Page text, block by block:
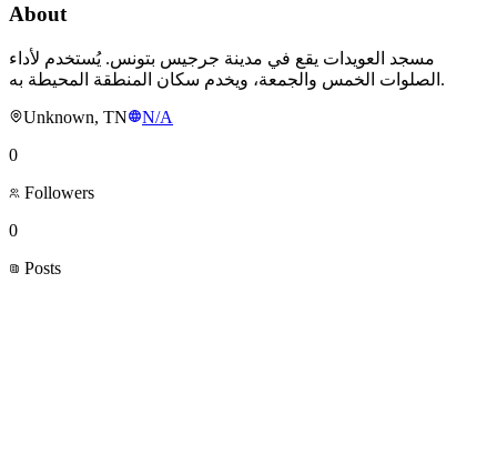
About
مسجد العويدات يقع في مدينة جرجيس بتونس. يُستخدم لأداء
الصلوات الخمس والجمعة، ويخدم سكان المنطقة المحيطة به.
Unknown, TN
N/A
0
Followers
0
Posts